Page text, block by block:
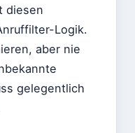
diesen
Logik.
aber nie
gelegentlich